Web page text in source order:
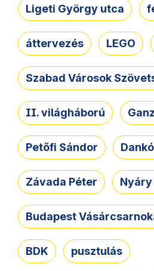
Ligeti György utca
áttervezés LEGO
Szabad Városok
II. világháború
Petőfi Sándor
Závada Péter
Budapest
BDK pusztulás